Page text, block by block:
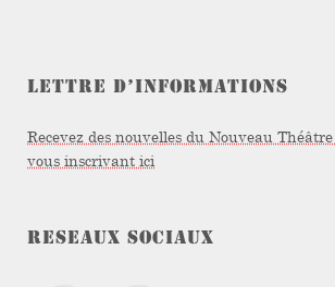
LETTRE D’INFORMATIONS
Recevez des nouvelles du Nouveau
vous inscrivant ici
RESEAUX SOCIAUX